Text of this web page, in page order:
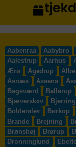
Aabenraa Aabybro
Aalestrup
Aarhus
Ærø
Agedrup
Asnæs
Assens
Bagsværd
Ballerup
Bjæverskov
Bolderslev
Børkop
Brande
Brejning
Brønshøj
Brørup
Dronninglund